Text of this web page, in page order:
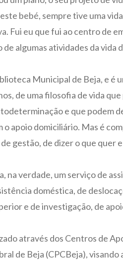
bebé, sempre tive uma
Fui eu que fui ao centro de
algumas atividades da vida
Municipal de Beja, e é
de uma filosofia de vida
e que podem
o apoio domiciliário. Mas é
gestão, de dizer o que quer
verdade, um serviço de
doméstica, de
e de investigação, de
através dos Centros de
de Beja (CPCBeja),